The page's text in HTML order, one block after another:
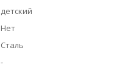
детский
Нет
Сталь
-